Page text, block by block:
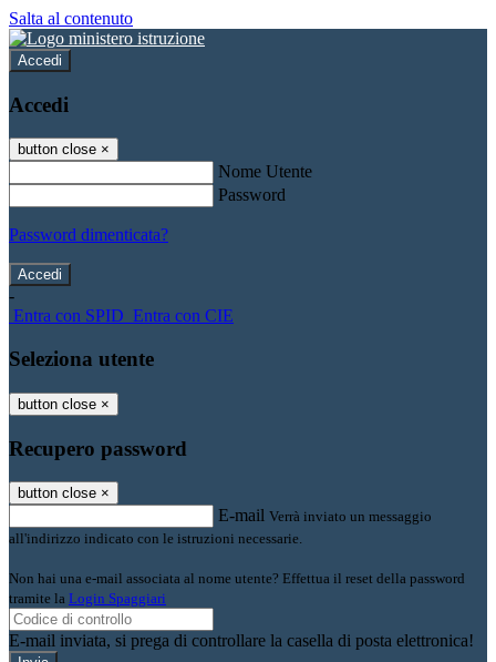
Salta al contenuto
Accedi
Accedi
button close ×
Nome Utente
Password
Password dimenticata?
-
Entra con SPID Entra con CIE
Seleziona utente
button close ×
Recupero password
button close ×
E-mail Verrà inviato un messaggio
all'indirizzo indicato con le istruzioni necessarie.
Non hai una e-mail associata al nome utente? Effettua il reset della password
tramite la Login Spaggiari
E-mail inviata, si prega di controllare la casella di posta elettronica!